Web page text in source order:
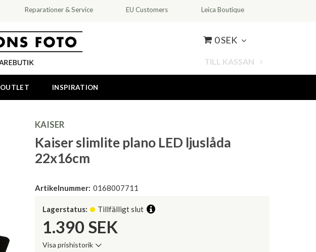
Reparationer & Service EU Customers Leica Boutique
0 SEK
TILL KASSAN
OUTLET INSPIRATION
KAISER
Kaiser slimlite plano LED ljuslåda
22x16cm
Artikelnummer: 0168007711
Lagerstatus: Tillfälligt slut
1.390 SEK
Visa prishistorik